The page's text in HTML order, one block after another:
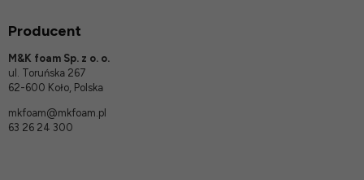
Producent
M&K foam Sp. z o. o.
ul. Toruńska 267
62-600 Koło, Polska
mkfoam@mkfoam.pl
63 26 24 300